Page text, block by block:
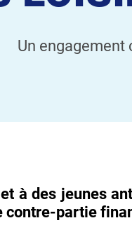
Un engagement
à des jeunes
contre-partie